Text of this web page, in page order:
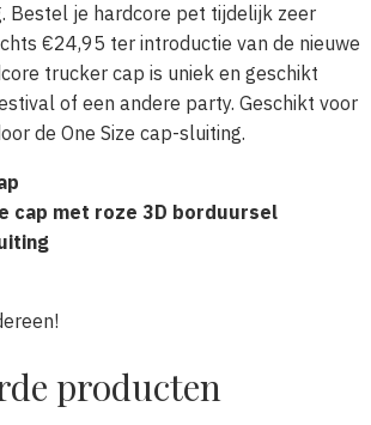
Bestel je hardcore pet tijdelijk zeer
€24,95 ter introductie van de nieuwe
trucker cap is uniek en geschikt
of een andere party. Geschikt voor
de One Size cap-sluiting.
cap met roze 3D borduursel
producten